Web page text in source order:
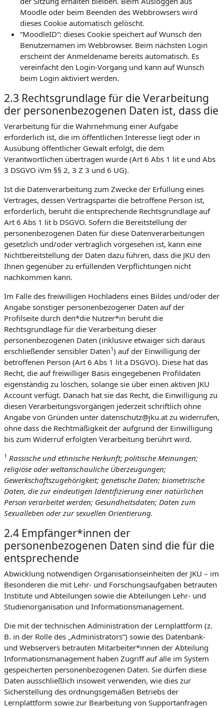
Moodle oder beim Beenden des Webbrowsers wird
dieses Cookie automatisch gelöscht.
“MoodleID“: dieses Cookie speichert auf Wunsch den
Benutzernamen im Webbrowser. Beim nächsten Login
erscheint der Anmeldename bereits automatisch. Es
vereinfacht den Login-Vorgang und kann auf Wunsch
beim Login aktiviert werden.
2.3 Rechtsgrundlage für die Verarbeitung
der personenbezogenen Daten ist, dass die
Verarbeitung für die Wahrnehmung einer Aufgabe
erforderlich ist, die im öffentlichen Interesse liegt oder in
Ausübung öffentlicher Gewalt erfolgt, die dem
Verantwortlichen übertragen wurde (Art 6 Abs 1 lit e und Abs
3 DSGVO iVm §§ 2, 3 Z 3 und 6 UG).
Ist die Datenverarbeitung zum Zwecke der Erfüllung eines
Vertrages, dessen Vertragspartei die betroffene Person ist,
erforderlich, beruht die entsprechende Rechtsgrundlage auf
Art 6 Abs 1 lit b DSGVO. Sofern die Bereitstellung der
personenbezogenen Daten für diese Datenverarbeitungen
gesetzlich und/oder vertraglich vorgesehen ist, kann eine
Nichtbereitstellung der Daten dazu führen, dass die JKU den
Ihnen gegenüber zu erfüllenden Verpflichtungen nicht
nachkommen kann.
Im Falle des freiwilligen Hochladens eines Bildes und/oder der
Angabe sonstiger personenbezogener Daten auf der
Profilseite durch den*die Nutzer*in beruht die
Rechtsgrundlage für die Verarbeitung dieser
personenbezogenen Daten (inklusive etwaiger sich daraus
erschließender sensibler Daten1) auf der Einwilligung der
betroffenen Person (Art 6 Abs 1 lit a DSGVO). Diese hat das
Recht, die auf freiwilliger Basis eingegebenen Profildaten
eigenständig zu löschen, solange sie über einen aktiven JKU
Account verfügt. Danach hat sie das Recht, die Einwilligung zu
diesen Verarbeitungsvorgängen jederzeit schriftlich ohne
Angabe von Gründen unter datenschutz@jku.at zu widerrufen,
ohne dass die Rechtmäßigkeit der aufgrund der Einwilligung
bis zum Widerruf erfolgten Verarbeitung berührt wird.
1 Rassische und ethnische Herkunft; politische Meinungen;
religiöse oder weltanschauliche Überzeugungen;
Gewerkschaftszugehörigkeit; genetische Daten; biometrische
Daten, die zur eindeutigen Identifizierung einer natürlichen
Person verarbeitet werden; Gesundheitsdaten; Daten zum
Sexualleben oder zur sexuellen Orientierung.
2.4 Empfänger*innen der
personenbezogenen Daten sind die für die
entsprechende
Abwicklung notwendigen Organisationseinheiten der JKU – im
Besonderen die mit Lehr- und Forschungsaufgaben betrauten
Institute und Abteilungen sowie die Abteilungen Lehr- und
Studienorganisation und Informationsmanagement.
Die mit der technischen Administration der Lernplattform (z.
B. in der Rolle des „Administrators“) sowie des Datenbank-
und Webservers betrauten Mitarbeiter*innen der Abteilung
Informationsmanagement haben Zugriff auf alle im System
gespeicherten personenbezogenen Daten. Sie dürfen diese
Daten ausschließlich insoweit verwenden, wie dies zur
Sicherstellung des ordnungsgemäßen Betriebs der
Lernplattform sowie zur Bearbeitung von Supportanfragen